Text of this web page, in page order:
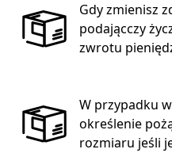
Gdy zmienisz
podającczy
zwrotu
W przypadku
określenie
rozmiaru jeśli